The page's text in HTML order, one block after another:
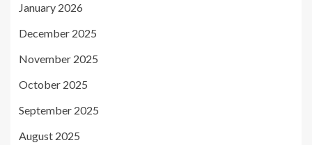
January 2026
December 2025
November 2025
October 2025
September 2025
August 2025